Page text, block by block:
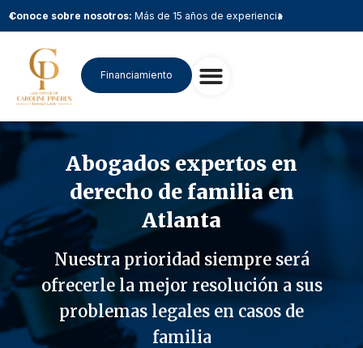
Conoce sobre nosotros:Más de 15 años de experiencia
Financiamiento
Abogados expertos en
derecho de familia en
Atlanta
Nuestra prioridad siempre será
ofrecerle la mejor resolución a sus
problemas legales en casos de
familia